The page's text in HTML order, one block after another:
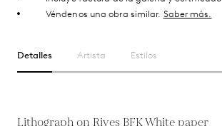
Véndenos una obra similar. Saber más.
Detalles Artista Estilos
Lithograph on Rives BFK White paper